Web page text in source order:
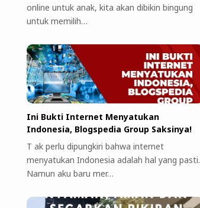
online untuk anak, kita akan dibikin bingung
untuk memilih…
Ini Bukti Internet Menyatukan
Indonesia, Blogspedia Group Saksinya!
T ak perlu dipungkiri bahwa internet
menyatukan Indonesia adalah hal yang pasti.
Namun aku baru mer…